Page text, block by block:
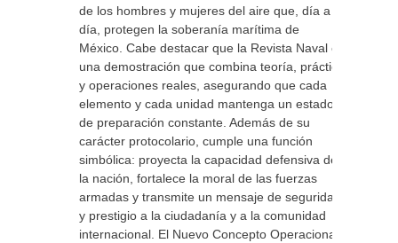
de los hombres y mujeres del aire que, día a
día, protegen la soberanía marítima de
México. Cabe destacar que la Revista Naval es
una demostración que combina teoría, práctica
y operaciones reales, asegurando que cada
elemento y cada unidad mantenga un estado
de preparación constante. Además de su
carácter protocolario, cumple una función
simbólica: proyecta la capacidad defensiva de
la nación, fortalece la moral de las fuerzas
armadas y transmite un mensaje de seguridad
y prestigio a la ciudadanía y a la comunidad
internacional. El Nuevo Concepto Operacional